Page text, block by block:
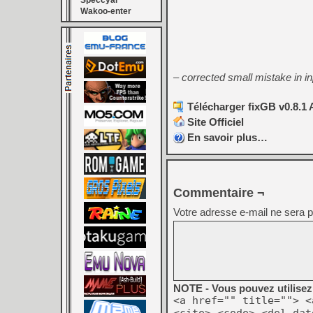
Wakoo-enter
– corrected small mistake in
Télécharger fixGB v0.8.1
Site Officiel
En savoir plus…
Commentaire ¬
Votre adresse e-mail ne sera
NOTE - Vous pouvez
<a href="" title="">